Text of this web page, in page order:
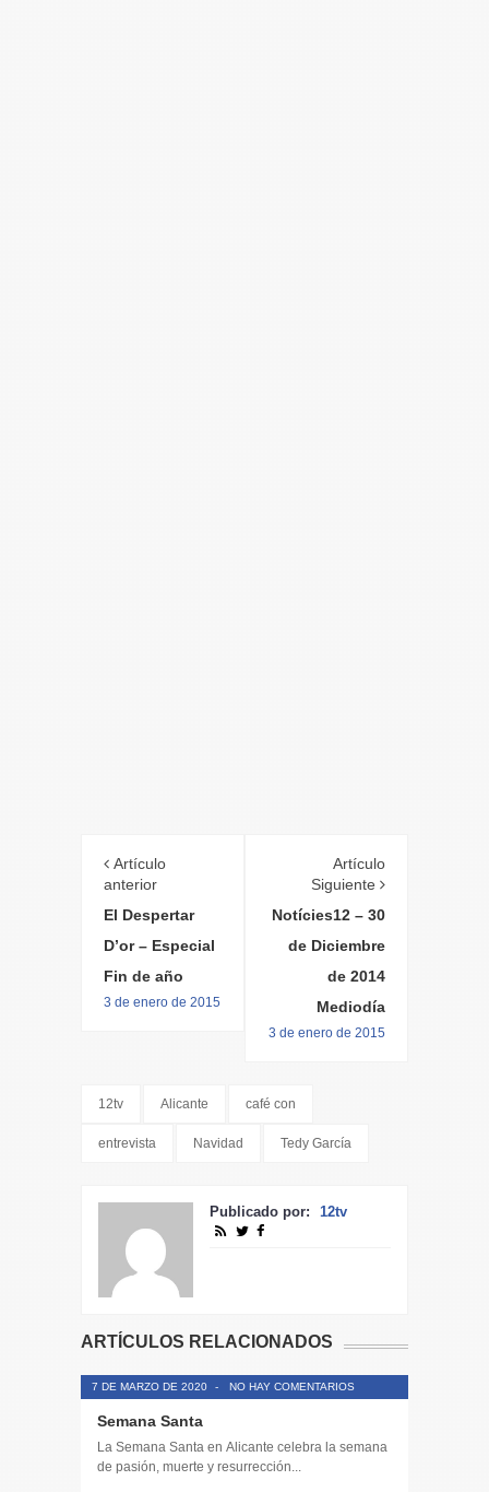
Artículo
anterior
El Despertar
D’or – Especial
Fin de año
3 de enero de 2015
Artículo
Siguiente
Notícies12 – 30
de Diciembre
de 2014
Mediodía
3 de enero de 2015
12tv Alicante café con
entrevista Navidad Tedy García
Publicado por: 12tv
ARTÍCULOS RELACIONADOS
7 DE MARZO DE 2020 - NO HAY COMENTARIOS
Semana Santa
La Semana Santa en Alicante celebra la semana
de pasión, muerte y resurrección...